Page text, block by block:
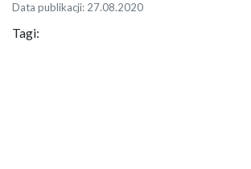
Data publikacji: 27.08.2020
Tagi: